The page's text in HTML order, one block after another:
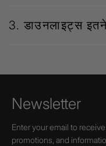
3. डाउनलाइट्स
Newsletter
Enter your email to
promotions, and